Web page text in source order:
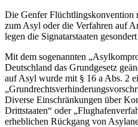
Die Genfer Flüchtlingskonvention
zum Asyl oder die Verfahren auf
legen die Signatarstaaten
Mit dem sogenannten
Deutschland das Grundgesetz
auf Asyl wurde mit § 16 a Abs. 2
Diverse Einschränkungen über
Drittstaaten“ oder
erheblichen Rückgang von